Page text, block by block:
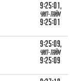
9:25:01,
Чип-тайм
9:25:01
9:25:09,
Чип-тайм
9:25:09